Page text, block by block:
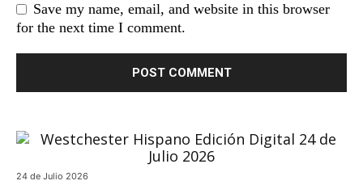
Save my name, email, and website in this browser
for the next time I comment.
24 de Julio 2026